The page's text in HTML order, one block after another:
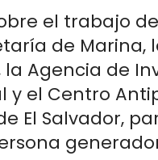
el trabajo
de Marina,
Agencia de
y el Centro
El Salvador,